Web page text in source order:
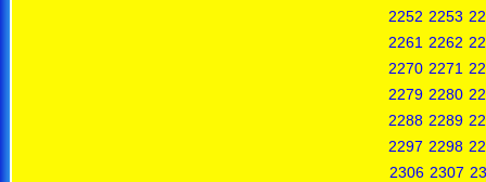
2252 2253
2261 2262
2270 2271
2279 2280
2288 2289
2297 2298
2306 2307